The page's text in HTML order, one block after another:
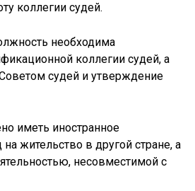
коллегии судей.
необходима
коллегии судей, а
судей и утверждение
иметь иностранное
жительство в другой стране, а
несовместимой с